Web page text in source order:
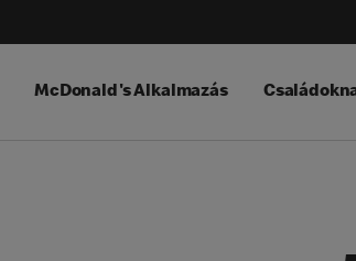
McDonald's Alkalmazás